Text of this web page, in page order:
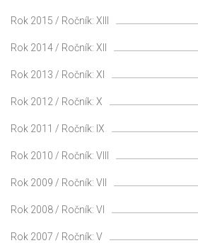
Rok 2015 / Ročník: XIII
Rok 2014 / Ročník: XII
Rok 2013 / Ročník: XI
Rok 2012 / Ročník: X
Rok 2011 / Ročník: IX
Rok 2010 / Ročník: VIII
Rok 2009 / Ročník: VII
Rok 2008 / Ročník: VI
Rok 2007 / Ročník: V